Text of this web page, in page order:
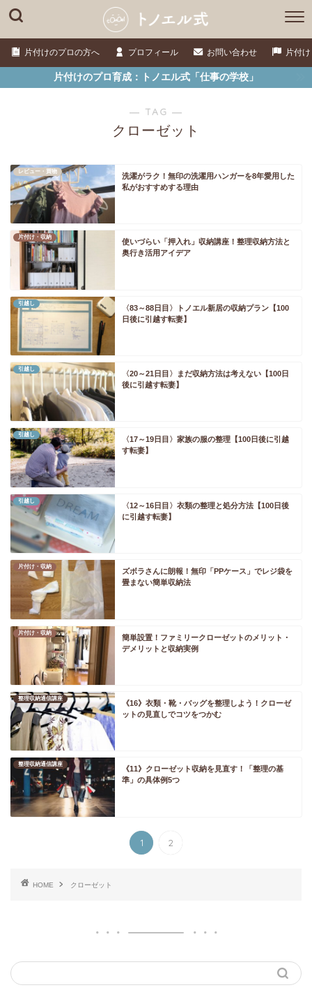
片付けのプロの方へ プロフィール お問い合わせ 片付
片付けのプロ育成：トノエル式「仕事の学校」
― TAG ―
クローゼット
レビュー・買物
洗濯がラク！無印の洗濯用ハンガーを8年愛用した
私がおすすめする理由
片付け・収納
使いづらい「押入れ」収納講座！整理収納方法と
奥行き活用アイデア
引越し
〈83～88日目〉トノエル新居の収納プラン【100
日後に引越す転妻】
引越し
〈20～21日目〉まだ収納方法は考えない【100日
後に引越す転妻】
引越し
〈17～19日目〉家族の服の整理【100日後に引越
す転妻】
引越し
〈12～16日目〉衣類の整理と処分方法【100日後
に引越す転妻】
片付け・収納
ズボラさんに朗報！無印「PPケース」でレジ袋を
畳まない簡単収納法
片付け・収納
簡単設置！ファミリークローゼットのメリット・
デメリットと収納実例
整理収納通信講座
《16》衣類・靴・バッグを整理しよう！クローゼ
ットの見直しでコツをつかむ
整理収納通信講座
《11》クローゼット収納を見直す！「整理の基
準」の具体例5つ
1 2
HOME クローゼット